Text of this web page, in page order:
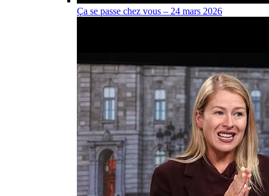
Ça se passe chez vous – 24 mars 2026